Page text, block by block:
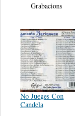
Grabacions
No Jueges Con
Candela